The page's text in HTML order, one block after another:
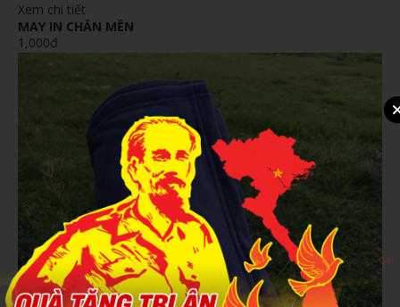
Xem chi tiết
MAY IN CHĂN MỀN
1,000đ